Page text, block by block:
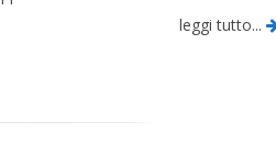
leggi tutto...